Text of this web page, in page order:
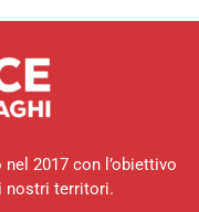
2017 con l’obiettivo
nostri territori.